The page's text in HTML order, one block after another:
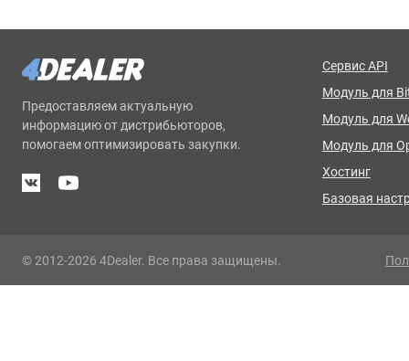
Предоставляем актуальную
информацию от дистрибьюторов,
помогаем оптимизировать закупки.
Сервис API
Модуль для
Модуль для
Модуль для
Хостинг
Базовая
© 2012-2026 4Dealer. Все права защищены.